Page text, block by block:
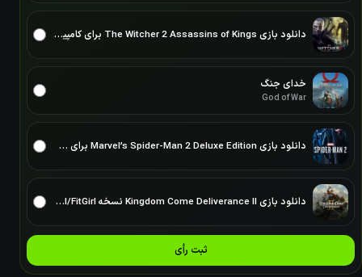
دانلود بازی The Witcher 2 Assassins of Kings برای کامپیوتر نسخه ElAmigos/DODI/FitGirl
خدای جنگ
God of War
دانلود بازی Marvel’s Spider-Man 2 Deluxe Edition برای PC – نسخه ElAmigos
دانلود بازی Kingdom Come Deliverance II نسخه ElAmigos/DODI/FitGirl
ثبت رأی